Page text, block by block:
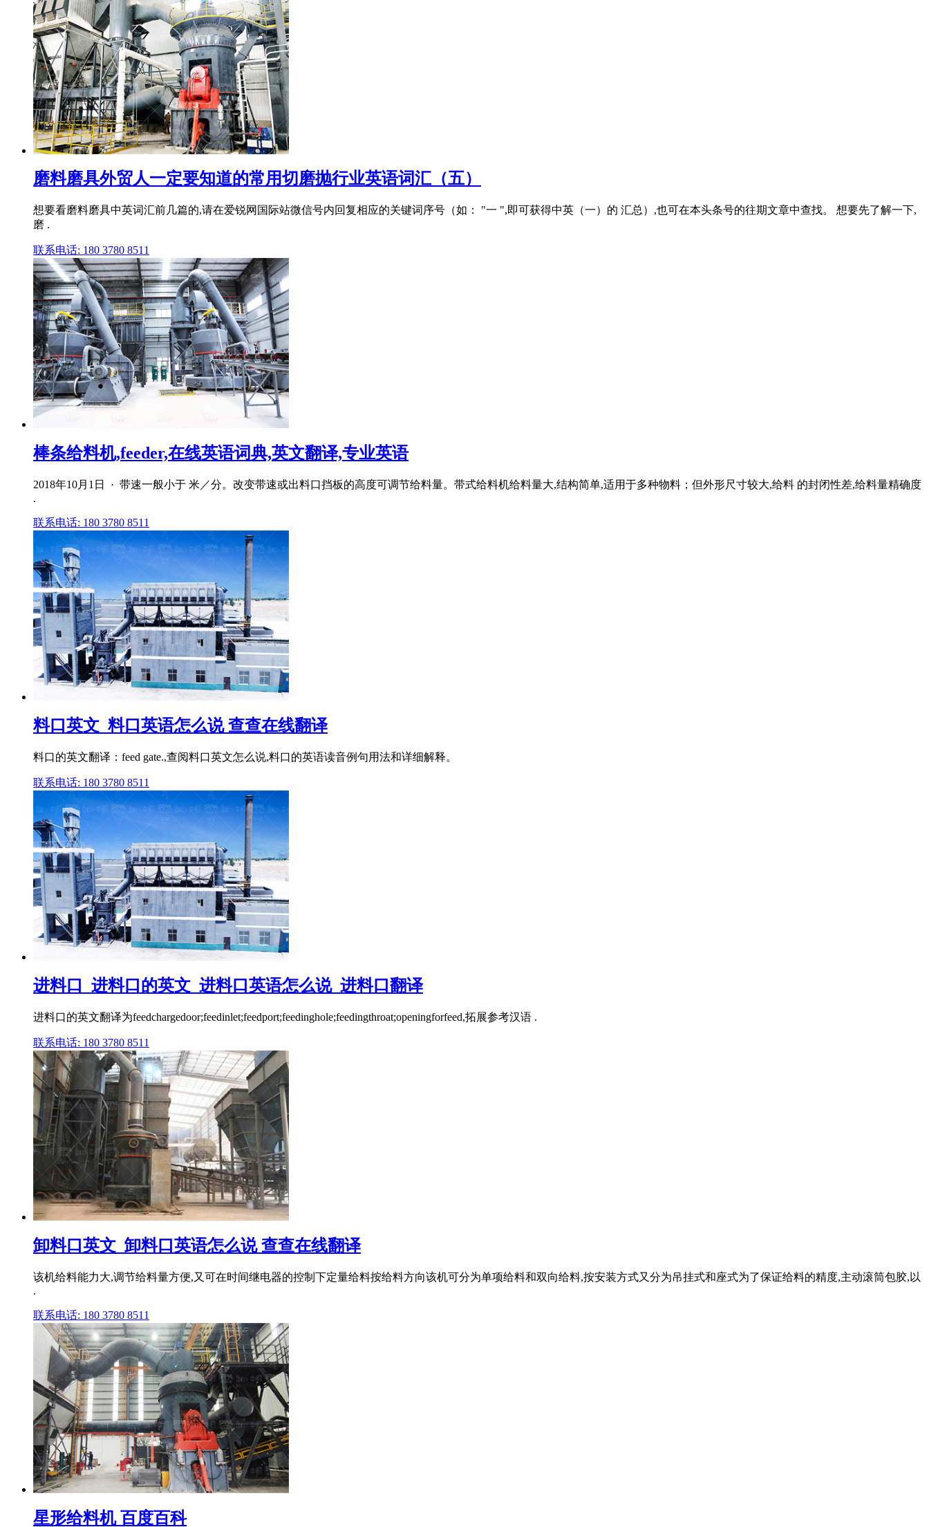
磨料磨具外贸人一定要知道的常用切磨抛行业英语词汇（五）
想要看磨料磨具中英词汇前几篇的,请在爱锐网国际站微信号内回复相应的关键词序号（如： "一 ",即可获得中英（一）的 汇总）,也可在本头条号的往期文章中查找。 想要先了解一下,
磨 .
联系电话: 180 3780 8511
棒条给料机,feeder,在线英语词典,英文翻译,专业英语
2018年10月1日 · 带速一般小于 米／分。改变带速或出料口挡板的高度可调节给料量。带式给料机给料量大,结构简单,适用于多种物料；但外形尺寸较大,给料 的封闭性差,给料量精确度
.
联系电话: 180 3780 8511
料口英文_料口英语怎么说 查查在线翻译
料口的英文翻译：feed gate.,查阅料口英文怎么说,料口的英语读音例句用法和详细解释。
联系电话: 180 3780 8511
进料口_进料口的英文_进料口英语怎么说_进料口翻译
进料口的英文翻译为feedchargedoor;feedinlet;feedport;feedinghole;feedingthroat;openingforfeed,拓展参考汉语 .
联系电话: 180 3780 8511
卸料口英文_卸料口英语怎么说 查查在线翻译
该机给料能力大,调节给料量方便,又可在时间继电器的控制下定量给料按给料方向该机可分为单项给料和双向给料,按安装方式又分为吊挂式和座式为了保证给料的精度,主动滚筒包胶,以
.
联系电话: 180 3780 8511
星形给料机 百度百科